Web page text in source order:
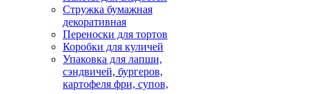
Стружка бумажная
декоративная
Переноски для тортов
Коробки для куличей
Упаковка для лапши,
сэндвичей, бургеров,
картофеля фри, супов,